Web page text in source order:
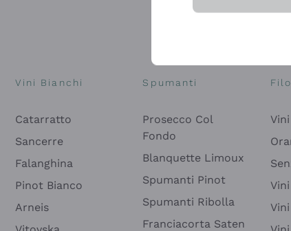
Vini Bianchi
Catarratto
Sancerre
Falanghina
Pinot Bianco
Arneis
Spumanti
Prosecco Col
Fondo
Blanquette Limoux
Spumanti Pinot
Spumanti Ribolla
Franciacorta Saten